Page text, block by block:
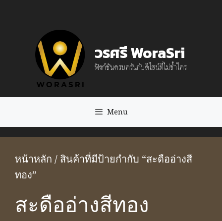
วรศรี WoraSri
ฟังก์ชันครบครันกับดีไซน์ที่ไม่ซ้ำใคร
Menu
หน้าหลัก / สินค้าที่มีป้ายกำกับ “สะดืออ่างสี
ทอง”
สะดืออ่างสีทอง